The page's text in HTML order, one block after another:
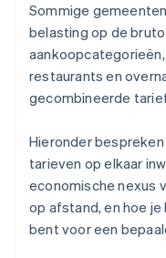
Sommige
belasting op de
restaurants en
gecombineerde
Hieronder
tarieven op elkaar
economische nexus
op afstand, en hoe
bent voor een